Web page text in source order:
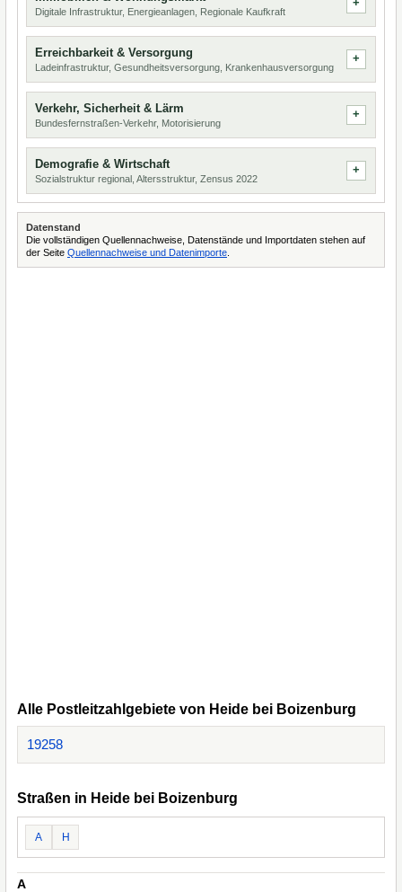
Digitale Infrastruktur, Energieanlagen, Regionale Kaufkraft
Erreichbarkeit & Versorgung
Ladeinfrastruktur, Gesundheitsversorgung, Krankenhausversorgung
Verkehr, Sicherheit & Lärm
Bundesfernstraßen-Verkehr, Motorisierung
Demografie & Wirtschaft
Sozialstruktur regional, Altersstruktur, Zensus 2022
Datenstand
Die vollständigen Quellennachweise, Datenstände und Importdaten stehen auf
der Seite Quellennachweise und Datenimporte
Alle Postleitzahlgebiete von Heide bei Boizenburg
19258
Straßen in Heide bei Boizenburg
A H
A